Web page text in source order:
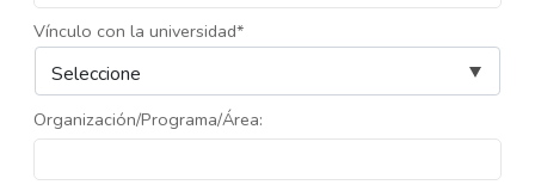
Vínculo con la universidad*
Organización/Programa/Área: